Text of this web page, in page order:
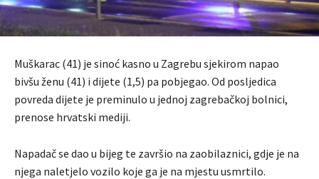
Muškarac (41) je sinoć kasno u Zagrebu sjekirom napao
bivšu ženu (41) i dijete (1,5) pa pobjegao. Od posljedica
povreda dijete je preminulo u jednoj zagrebačkoj bolnici,
prenose hrvatski mediji.
Napadač se dao u bijeg te završio na zaobilaznici, gdje je na
njega naletjelo vozilo koje ga je na mjestu usmrtilo.